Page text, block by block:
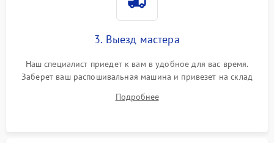
3. Выезд мастера
Наш специалист приедет к вам в удобное для вас время.
Заберет ваш распошивальная машина и привезет на склад
Подробнее